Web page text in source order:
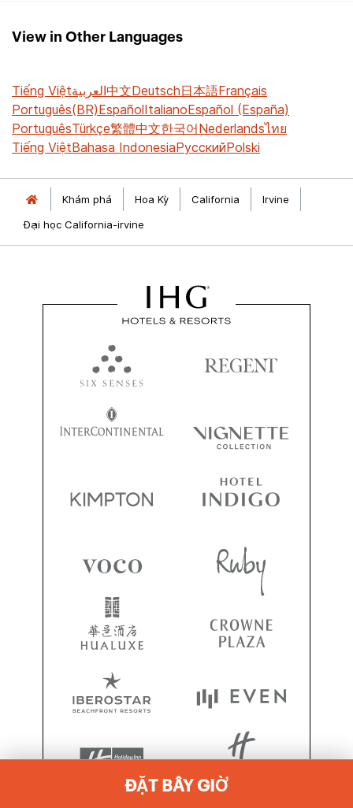
ĐẶT BÂY GIỜ
View in Other Languages
Tiếng Việtالعربية中文Deutsch日本語Français
Português(BR)EspañolItalianoEspañol (España)
PortuguêsTürkçe繁體中文한국어Nederlandsไทย
Tiếng ViệtBahasa IndonesiaРусскийPolski
Khám phá Hoa Kỳ California
Irvine
Đại học California-irvine